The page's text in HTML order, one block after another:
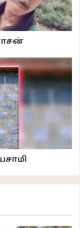
மிதந்தோம்
முகத்தில் எதையோ